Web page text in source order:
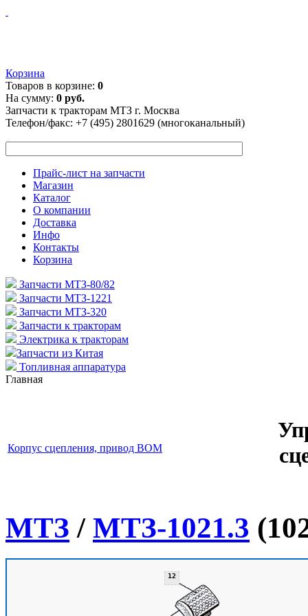
Корзина
Товаров в корзине: 0
На сумму: 0 руб.
Запчасти к тракторам МТЗ г. Москва
Телефон/факс: +7 (495) 2801629 (многоканальный)
Прайс-лист на запчасти
Магазин
Каталог
О компании
Доставка
Инфо
Контакты
Корзина
Запчасти МТЗ-80/82
Запчасти МТЗ-1221
Запчасти МТЗ-320
Запчасти к тракторам
Электрика к тракторам
Запчасти из Китая
Топливная аппаратура
Главная
Корпус сцепления, привод ВОМ
МТЗ / МТЗ-1021.3
12